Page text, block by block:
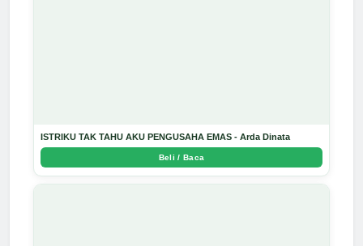
ISTRIKU TAK TAHU AKU PENGUSAHA EMAS - Arda Dinata
Beli / Baca